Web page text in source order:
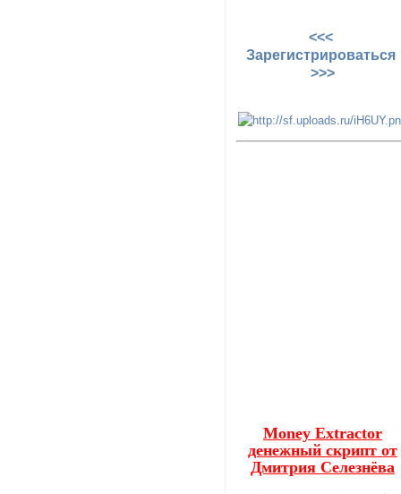
<<<
Зарегистрироваться
>>>
Money Extractor
денежный скрипт от
Дмитрия Селезнёва